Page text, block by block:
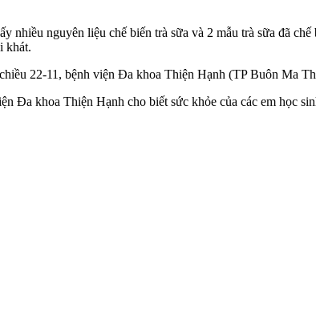
nhiều nguyên liệu chế biến trà sữa và 2 mẫu trà sữa đã
khát.
22-11, bệnh viện Đa khoa Thiện Hạnh (TP Buôn Ma
Đa khoa Thiện Hạnh cho biết sức khỏe của các em học